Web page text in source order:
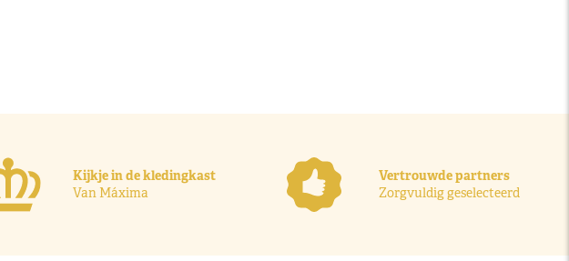
Kijkje in de kledingkast
Van Máxima
Vertrouwde partners
Zorgvuldig geselecteerd